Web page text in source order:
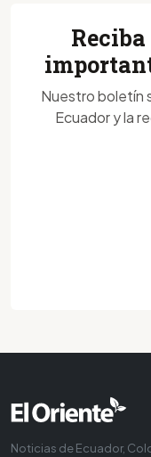
Nuestro boletín
Ecuador y la
Noticias de Ecuador,